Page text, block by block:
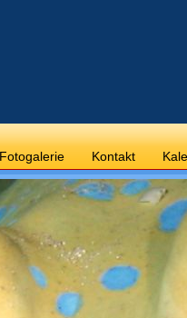
Fotogalerie Kontakt